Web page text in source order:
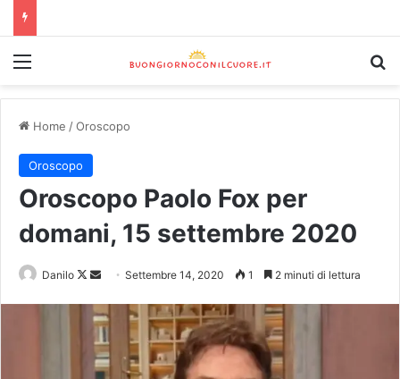
Home /Oroscopo
Oroscopo
Oroscopo Paolo Fox per
domani, 15 settembre 2020
Danilo Settembre 14, 2020 1 2 minuti di lettura